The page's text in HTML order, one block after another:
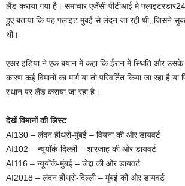
लैंड कराया गया है। समाचार एजेंसी पीटीआई मे
हुए बताया कि यह फ्लाइट मुंबई से लंदन जा रही थी, जिसने
थी।
एअर इंडिया ने एक बयान में कहा कि ईरान में स्थिति और
कारण कई विमानों का मार्ग या तो परिवर्तित किया जा रहा है
स्थान पर लैंड कराया जा रहा है।
देखें विमानों की लिस्ट
AI130 – लंदन हीथ्रो-मुंबई – वियना की ओर डायवर्ट
AI102 – न्यूयॉर्क-दिल्ली – शारजाह की ओर डायवर्ट
AI116 – न्यूयॉर्क-मुंबई – जेद्दा की ओर डायवर्ट
AI2018 – लंदन हीथ्रो-दिल्ली – मुंबई की ओर डायवर्ट